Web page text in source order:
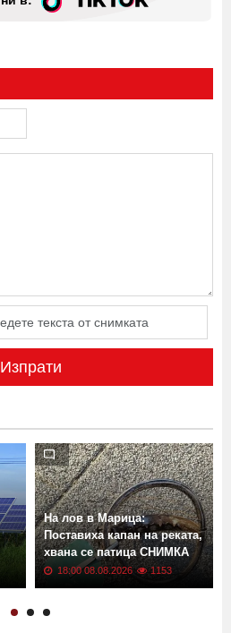
Изпрати
На лов в Марица:
Поставиха капан на реката,
хвана се патица СНИМКА
18:00 08.08.2026 1153